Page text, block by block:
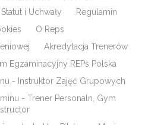
Statut i Uchwały
Regulamin
O Reps
Akredytacja Trenerów
Egzaminacyjny REPs Polska
- Instruktor Zajęć Grupowych
- Trener Personaln, Gym